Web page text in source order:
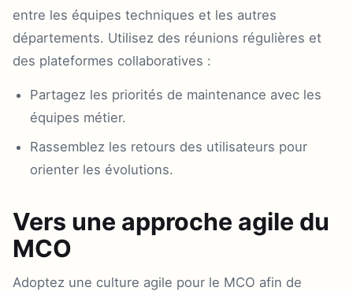
entre les équipes techniques et les autres
départements. Utilisez des réunions régulières et
des plateformes collaboratives :
Partagez les priorités de maintenance avec les
équipes métier.
Rassemblez les retours des utilisateurs pour
orienter les évolutions.
Vers une approche agile du
MCO
Adoptez une culture agile pour le MCO afin de